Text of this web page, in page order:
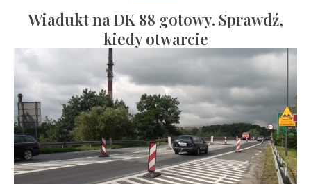
Wiadukt na DK 88 gotowy. Sprawdź,
kiedy otwarcie